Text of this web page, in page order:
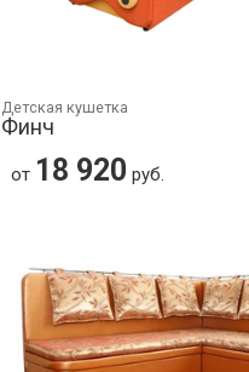
Детская кушетка
Финч
от 18 920 руб.